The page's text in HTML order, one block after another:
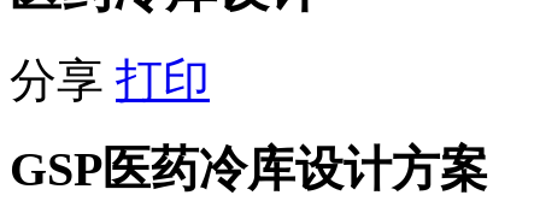
分享 打印
GSP医药冷库设计方案